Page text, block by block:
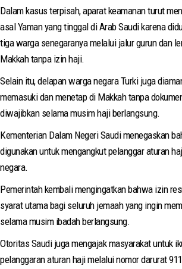
Dalam kasus terpisah, aparat keamanan turut
asal Yaman yang tinggal di Arab Saudi karena
tiga warga senegaranya melalui jalur gurun dan
Makkah tanpa izin haji.
Selain itu, delapan warga negara Turki juga
memasuki dan menetap di Makkah tanpa
diwajibkan selama musim haji berlangsung.
Kementerian Dalam Negeri Saudi menegaskan
digunakan untuk mengangkut pelanggar aturan
negara.
Pemerintah kembali mengingatkan bahwa izin
syarat utama bagi seluruh jemaah yang ingin
selama musim ibadah berlangsung.
Otoritas Saudi juga mengajak masyarakat untuk
pelanggaran aturan haji melalui nomor darurat